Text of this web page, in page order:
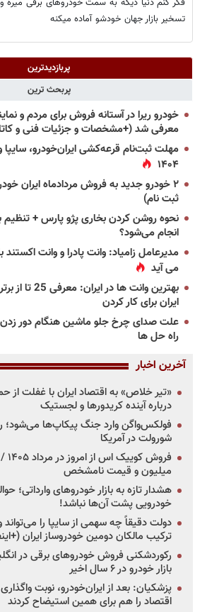
فکر کنم دنیا دیگه به سمت خودروهای برقی میره
تسخیر بازار جهان خودشو آماده میکنه
پربازدیدترین
پربحث ترین
خودرو ریرا در آستانه فروش برای مردم و
معرفی شد (+مشخصات و جزئیات فنی و
مهلت ثبت‌نام قرعه‌کشی ایران‌خودرو،
۱۴۰۴
۲ خودرو جدید به فروش مردادماه ایران
ثبت نام)
نحوه روشن کردن بخاری پژو پارس +
انجام می‌شود؟
مدیرعامل زامیاد: وانت پادرا و وانت اکستند
می آید
بهترین وانت ها
ایران برای کار کردن
علت صدای چرخ جلو ماشین هنگام دور
راه حل ها
آخرین اخبار
«تیر خلاص» به اقتصاد ایران با غفلت از
درباره آینده کریدورها و لجستیک
فولکس‌واگن وارد جنگ پیکاپ‌ها می‌شود؛
شورولت در آمریکا
میلیون و قیمت نامشخص
هشدار تازه به بازار خودروهای وارداتی؛
خودرویی پشت آن‌ها نباشد!
دولت دقیقاً چه سهمی از سایپا را می‌تواند
ترکیب مالکان دومین خودروساز ایران
رکوردشکنی فروش خودروهای برقی در
بازار خودرو در ۶ سال اخیر
پزشکیان: بعد از ایران‌خودرو، نوبت
اقتصاد را هم برای همین استیضاح کردند